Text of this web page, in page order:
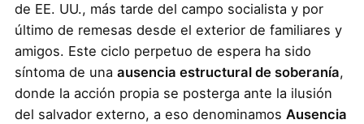
de EE. UU., más tarde del campo socialista y por
último de remesas desde el exterior de familiares y
amigos. Este ciclo perpetuo de espera ha sido
síntoma de una ausencia estructural de soberanía,
donde la acción propia se posterga ante la ilusión
del salvador externo, a eso denominamos Ausencia